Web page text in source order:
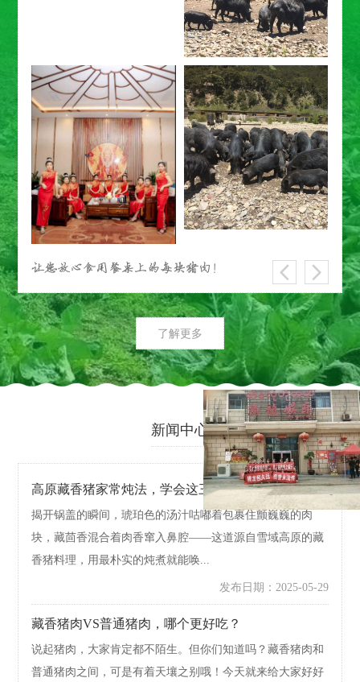
让您放心食用餐桌上的每块猪肉！
了解更多
新闻中心
高原藏香猪家常炖法，学会这三招肉嫩汤鲜不
揭开锅盖的瞬间，琥珀色的汤汁咕嘟着包裹住颤巍巍的肉
块，藏茴香混合着肉香窜入鼻腔——这道源自雪域高原的藏
香猪料理，用最朴实的炖煮就能唤...
发布日期：2025-05-29
藏香猪肉VS普通猪肉，哪个更好吃？
说起猪肉，大家肯定都不陌生。但你们知道吗？藏香猪肉和
普通猪肉之间，可是有着天壤之别哦！今天就来给大家好好